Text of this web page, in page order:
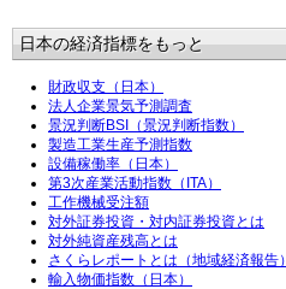
日本の経済指標をもっと
財政収支（日本）
法人企業景気予測調査
景況判断BSI（景況判断指数）
製造工業生産予測指数
設備稼働率（日本）
第3次産業活動指数（ITA）
工作機械受注額
対外証券投資・対内証券投資とは
対外純資産残高とは
さくらレポートとは（地域経済報告）
輸入物価指数（日本）